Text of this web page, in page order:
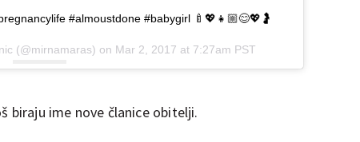
#almoustdone #babygirl 🍼💖👧🏼😊💖🤰
(@mirnamaras) on Mar 2, 2017 at 7:27am PST
ime nove članice obitelji.